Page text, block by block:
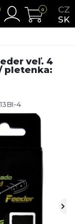
CZ
SK
0
veľ. 4
pletenka:
4